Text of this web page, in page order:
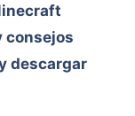
consejos
descargar